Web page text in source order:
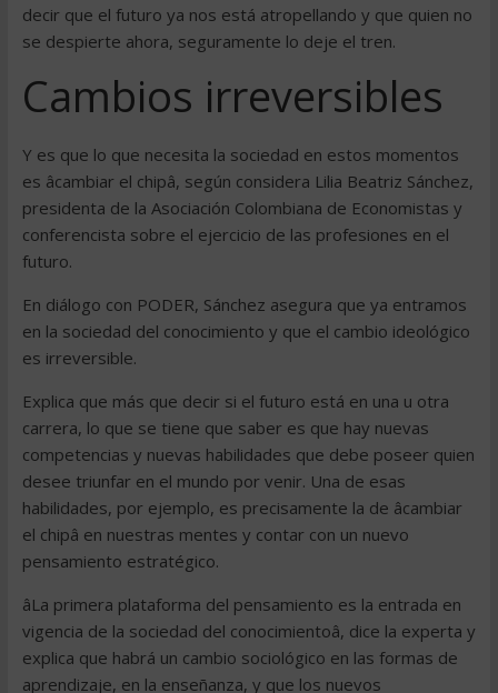
decir que el futuro ya nos está atropellando y que quien no
se despierte ahora, seguramente lo deje el tren.
Cambios irreversibles
Y es que lo que necesita la sociedad en estos momentos
es âcambiar el chipâ, según considera Lilia Beatriz Sánchez,
presidenta de la Asociación Colombiana de Economistas y
conferencista sobre el ejercicio de las profesiones en el
futuro.
En diálogo con PODER, Sánchez asegura que ya entramos
en la sociedad del conocimiento y que el cambio ideológico
es irreversible.
Explica que más que decir si el futuro está en una u otra
carrera, lo que se tiene que saber es que hay nuevas
competencias y nuevas habilidades que debe poseer quien
desee triunfar en el mundo por venir. Una de esas
habilidades, por ejemplo, es precisamente la de âcambiar
el chipâ en nuestras mentes y contar con un nuevo
pensamiento estratégico.
âLa primera plataforma del pensamiento es la entrada en
vigencia de la sociedad del conocimientoâ, dice la experta y
explica que habrá un cambio sociológico en las formas de
aprendizaje, en la enseñanza, y que los nuevos